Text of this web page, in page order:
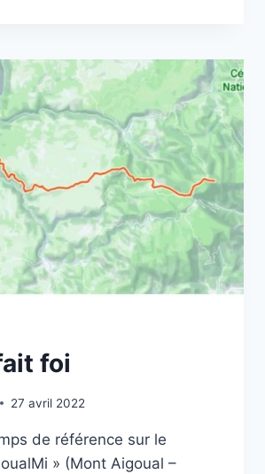
PARCOURS
foi
27 avril 2022
de référence sur le
» (Mont Aigoual –